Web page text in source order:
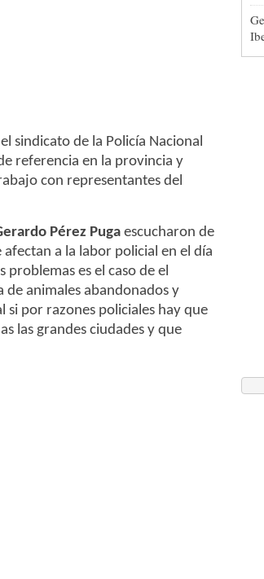
sindicato de la Policía Nacional
referencia en la provincia y
con representantes del
Pérez Puga escucharon de
a la labor policial en el día
es el caso de el
animales abandonados y
si por razones policiales hay que
las grandes ciudades y que